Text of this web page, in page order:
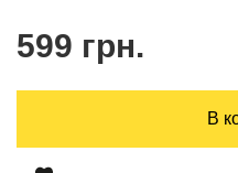
599 грн.
В